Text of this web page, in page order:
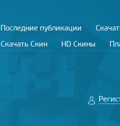
Последние публикации
Скачать Скин
HD Скины